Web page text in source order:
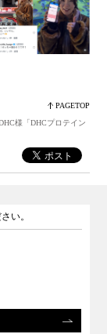
PAGETOP
様「DHCプロテイン
い。